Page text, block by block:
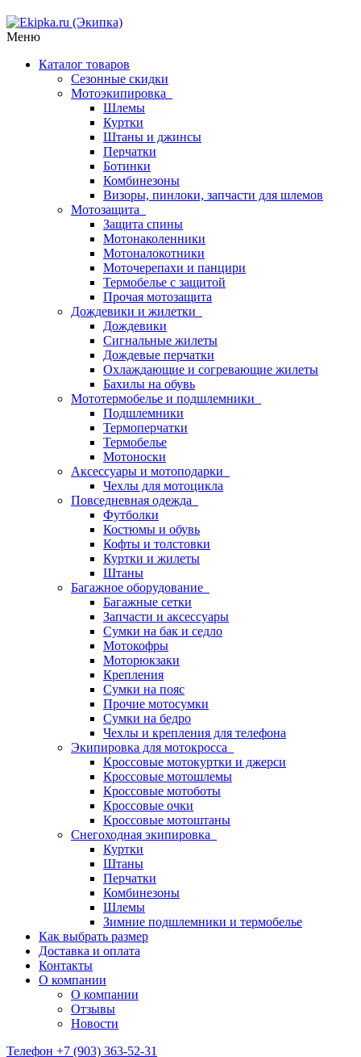
Меню
Каталог товаров
Сезонные скидки
Мотоэкипировка
Шлемы
Куртки
Штаны и джинсы
Перчатки
Ботинки
Комбинезоны
Визоры, пинлоки, запчасти для шлемов
Мотозащита
Защита спины
Мотонаколенники
Мотоналокотники
Моточерепахи и панцири
Термобелье с защитой
Прочая мотозащита
Дождевики и жилетки
Дождевики
Сигнальные жилеты
Дождевые перчатки
Охлаждающие и согревающие жилеты
Бахилы на обувь
Мототермобелье и подшлемники
Подшлемники
Термоперчатки
Термобелье
Мотоноски
Аксессуары и мотоподарки
Чехлы для мотоцикла
Повседневная одежда
Футболки
Костюмы и обувь
Кофты и толстовки
Куртки и жилеты
Штаны
Багажное оборудование
Багажные сетки
Запчасти и аксессуары
Сумки на бак и седло
Мотокофры
Моторюкзаки
Крепления
Сумки на пояс
Прочие мотосумки
Сумки на бедро
Чехлы и крепления для телефона
Экипировка для мотокросса
Кроссовые мотокуртки и джерси
Кроссовые мотошлемы
Кроссовые мотоботы
Кроссовые очки
Кроссовые мотоштаны
Снегоходная экипировка
Куртки
Штаны
Перчатки
Комбинезоны
Шлемы
Зимние подшлемники и термобелье
Как выбрать размер
Доставка и оплата
Контакты
О компании
О компании
Отзывы
Новости
Телефон +7 (903) 363-52-31